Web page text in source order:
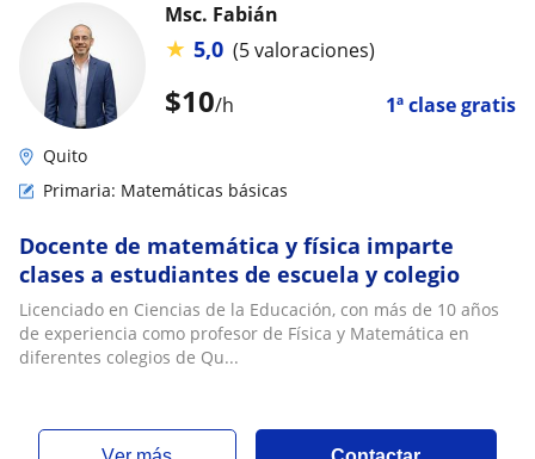
$10/h 1ª clase gratis
Msc. Fabián
★ 5,0 (5 valoraciones)
Quito
Primaria: Matemáticas básicas
Docente de matemática y física imparte
clases a estudiantes de escuela y colegio
Licenciado en Ciencias de la Educación, con más de 10 años
de experiencia como profesor de Física y Matemática en
diferentes colegios de Qu...